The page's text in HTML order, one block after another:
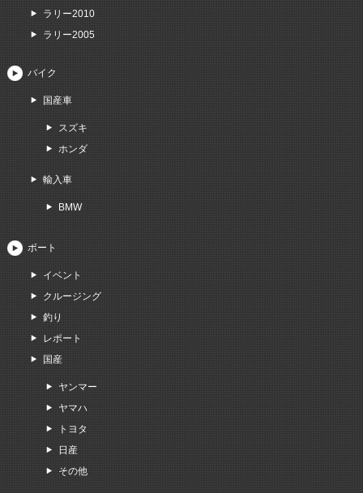
ラリー2010
ラリー2005
バイク
国産車
スズキ
ホンダ
輸入車
BMW
ボート
イベント
クルージング
釣り
レポート
国産
ヤンマー
ヤマハ
トヨタ
日産
その他